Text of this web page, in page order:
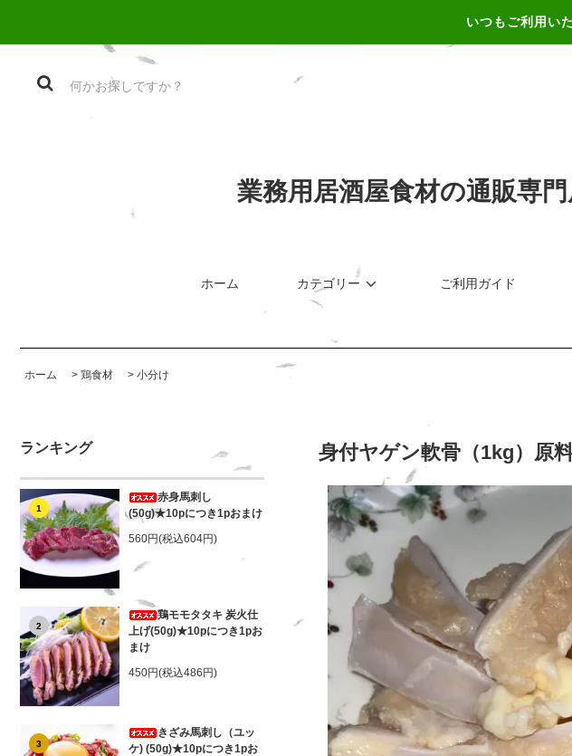
いつもご利用い
業務用居酒屋食材の通販専
ホーム カテゴリー ご利用ガイド
ホーム > 鶏食材 > 小分け
ランキング
1
赤身馬刺し
(50g)★10pにつき1pおまけ
560円(税込604円)
2
鶏モモタタキ 炭火仕
上げ(50g)★10pにつき1pお
まけ
450円(税込486円)
3
きざみ馬刺し（ユッ
ケ) (50g)★10pにつき1pお
身付ヤゲン軟骨（1kg）原